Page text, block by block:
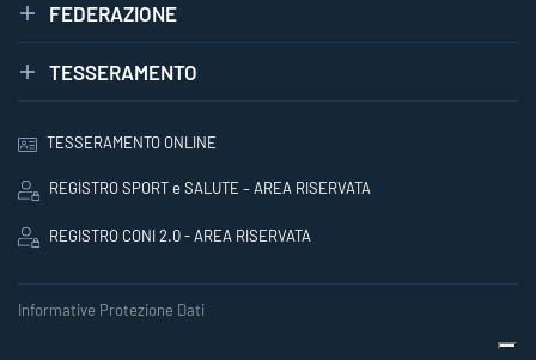
FEDERAZIONE
TESSERAMENTO
TESSERAMENTO ONLINE
REGISTRO SPORT e SALUTE – AREA RISERVATA
REGISTRO CONI 2.0 - AREA RISERVATA
Informative Protezione Dati